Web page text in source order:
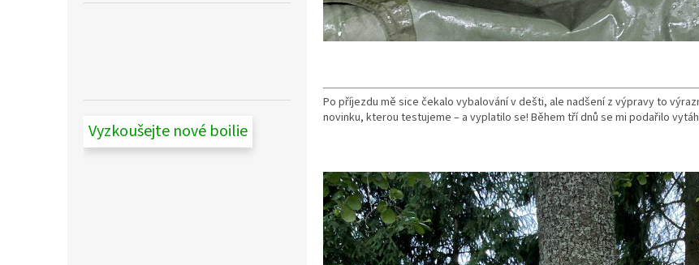
Vyzkoušejte nové boilie
Po příjezdu mě sice čekalo vybalování v dešti, ale nadšení z výpravy to
novinku, kterou testujeme – a vyplatilo se! Během tří dnů se mi podařilo